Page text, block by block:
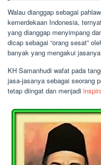
Walau dianggap sebagai
kemerdekaan Indonesia,
yang dianggap menyimpang
dicap sebagai “orang sesat”
banyak yang mengakui
KH Samanhudi wafat pada
jasa-jasanya sebagai seorang
tetap diingat dan menjadi